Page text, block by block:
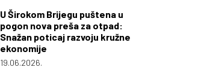
U Širokom Brijegu puštena u
pogon nova preša za otpad:
Snažan poticaj razvoju kružne
ekonomije
19.06.2026.